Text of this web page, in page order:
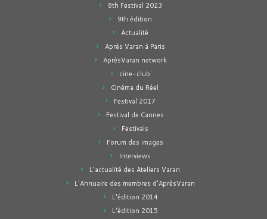
8th Festival 2023
9th édition
Actualité
Après Varan à Paris
AprèsVaran network
cine-club
Cinéma du Réel
Festival 2017
Festival de Cannes
Festivals
Forum des images
Interviews
L'actualité des Ateliers Varan
L'Annuaire des membres d'AprèsVaran
L'édition 2014
L'édition 2015